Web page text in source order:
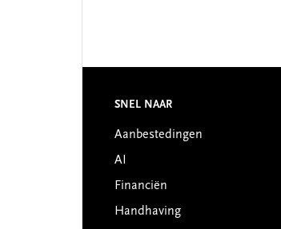
Footer
SNEL NAAR
Aanbestedingen
AI
Financiën
Handhaving